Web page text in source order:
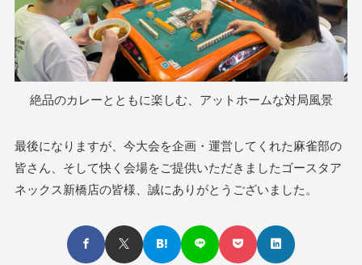
絶品のカレーとともに楽しむ、アットホームな対局風景
最後になりますが、今大会を企画・運営してくれた麻雀部の
皆さん、そして快く会場をご提供いただきましたゴースタア
ネックス新橋店の皆様、誠にありがとうございました。